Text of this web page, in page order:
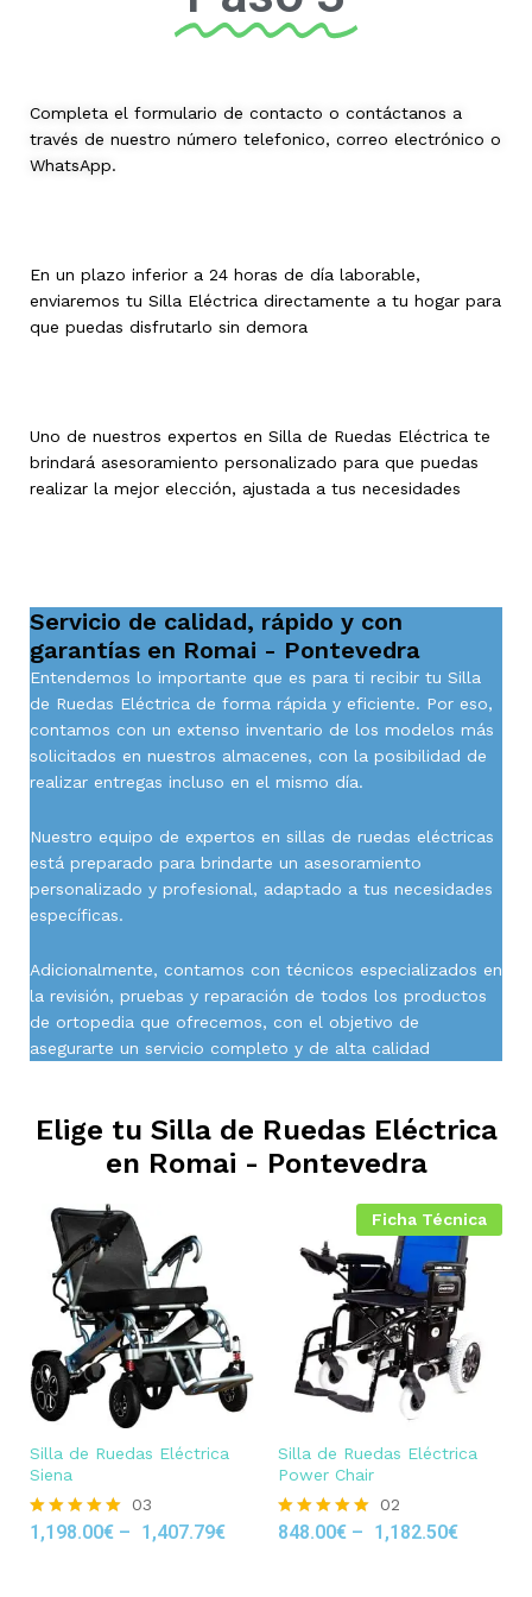
Completa el formulario de contacto o contáctanos a
través de nuestro número telefonico, correo electrónico o
WhatsApp.
En un plazo inferior a 24 horas de día laborable,
enviaremos tu Silla Eléctrica directamente a tu hogar para
que puedas disfrutarlo sin demora
Uno de nuestros expertos en Silla de Ruedas Eléctrica te
brindará asesoramiento personalizado para que puedas
realizar la mejor elección, ajustada a tus necesidades
Servicio de calidad, rápido y con
garantías en Romai - Pontevedra
Entendemos lo importante que es para ti recibir tu Silla
de Ruedas Eléctrica de forma rápida y eficiente. Por eso,
contamos con un extenso inventario de los modelos más
solicitados en nuestros almacenes, con la posibilidad de
realizar entregas incluso en el mismo día.
Nuestro equipo de expertos en sillas de ruedas eléctricas
está preparado para brindarte un asesoramiento
personalizado y profesional, adaptado a tus necesidades
específicas.
Adicionalmente, contamos con técnicos especializados en
la revisión, pruebas y reparación de todos los productos
de ortopedia que ofrecemos, con el objetivo de
asegurarte un servicio completo y de alta calidad
Elige tu Silla de Ruedas Eléctrica
en Romai - Pontevedra
Silla de Ruedas Eléctrica
Siena
Rated
03
1,198.00€ – 1,407.79€
Ficha Técnica
Silla de Ruedas Eléctrica
Power Chair
Rated
02
848.00€ – 1,182.50€